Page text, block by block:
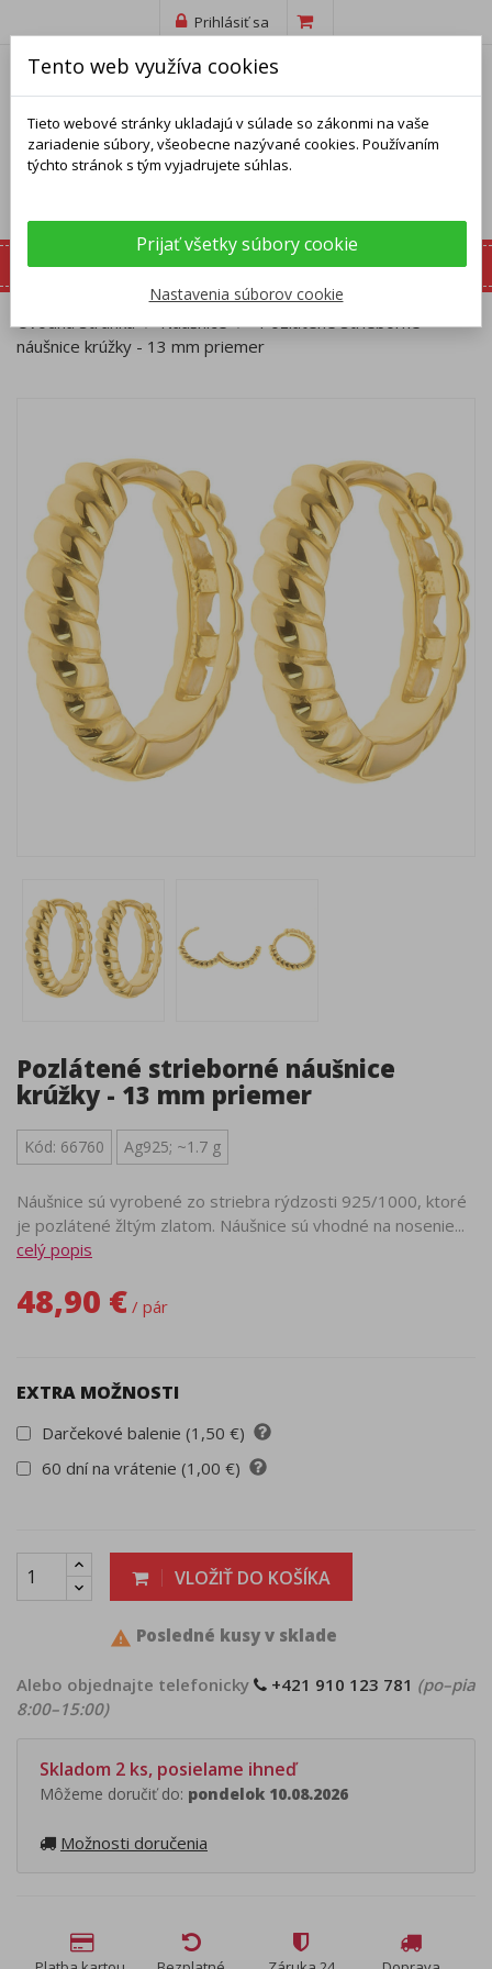
Prihlásiť sa
Úvodná stránka Náušnice
Pozlátené strieborné
náušnice krúžky - 13 mm priemer
Pozlátené strieborné náušnice
krúžky - 13 mm priemer
Kód: 66760 Ag925; ~1.7 g
Náušnice sú vyrobené zo striebra rýdzosti 925/1000, ktoré
je pozlátené žltým zlatom. Náušnice sú vhodné na nosenie...
celý popis
48,90 € / pár
EXTRA MOŽNOSTI
Darčekové balenie (1,50 €)
60 dní na vrátenie (1,00 €)
VLOŽIŤ DO KOŠÍKA
 Posledné kusy v sklade
Alebo objednajte telefonicky +421 910 123 781 (po–pia
8:00–15:00)
Skladom 2 ks, posielame ihneď
Môžeme doručiť do: pondelok 10.08.2026
Možnosti doručenia
Tento web využíva cookies
Tieto webové stránky ukladajú v súlade so zákonmi na vaše
zariadenie súbory, všeobecne nazývané cookies. Používaním
týchto stránok s tým vyjadrujete súhlas.
Prijať všetky súbory cookie
Nastavenia súborov cookie